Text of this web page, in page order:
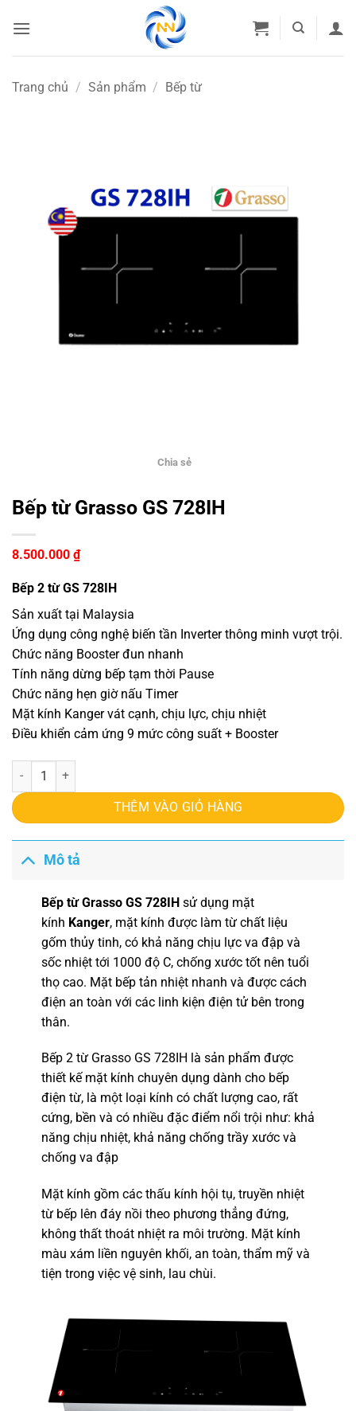
qua
Trang chủ / Sản phẩm / Bếp từ
Chia sẻ
Bếp từ Grasso GS 728IH
8.500.000 ₫
Bếp 2 từ GS 728IH
Sản xuất tại Malaysia
Ứng dụng công nghệ biến tần Inverter thông minh vượt trội.
Chức năng Booster đun nhanh
Tính năng dừng bếp tạm thời Pause
Chức năng hẹn giờ nấu Timer
Mặt kính Kanger vát cạnh, chịu lực, chịu nhiệt
Điều khiển cảm ứng 9 mức công suất + Booster
Bếp từ Grasso GS 728IH số lượng
THÊM VÀO GIỎ HÀNG
Mô tả
Bếp từ Grasso GS 728IH sử dụng mặt
kính Kanger, mặt kính được làm từ chất liệu
gốm thủy tinh, có khả năng chịu lực va đập và
sốc nhiệt tới 1000 độ C, chống xước tốt nên tuổi
thọ cao. Mặt bếp tản nhiệt nhanh và được cách
điện an toàn với các linh kiện điện tử bên trong
thân.
Bếp 2 từ Grasso GS 728IH là sản phẩm được
thiết kế mặt kính chuyên dụng dành cho bếp
điện từ, là một loại kính có chất lượng cao, rất
cứng, bền và có nhiều đặc điểm nổi trội như: khả
năng chịu nhiệt, khả năng chống trầy xước và
chống va đập
Mặt kính gồm các thấu kính hội tụ, truyền nhiệt
từ bếp lên đáy nồi theo phương thẳng đứng,
không thất thoát nhiệt ra môi trường. Mặt kính
màu xám liền nguyên khối, an toàn, thẩm mỹ và
tiện trong việc vệ sinh, lau chùi.